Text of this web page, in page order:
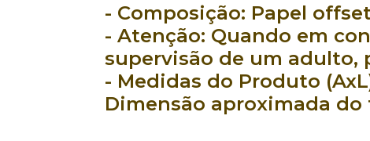
- Composição: Papel
- Atenção: Quando em
supervisão de um adulto,
- Medidas do Produto
Dimensão aproximada do